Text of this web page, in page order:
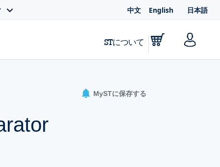
中文 English 日本語
STについて
MySTに保存する